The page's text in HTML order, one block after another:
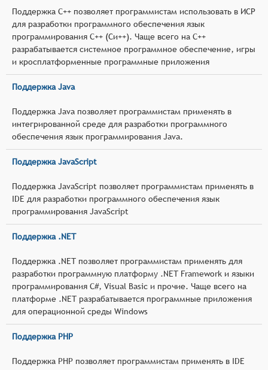
Поддержка C++ позволяет программистам использовать в ИСР
для разработки программного обеспечения язык
программирования C++ (Си++). Чаще всего на C++
разрабатывается системное программное обеспечение, игры
и кросплатформенные программные приложения
Поддержка Java
Поддержка Java позволяет программистам применять в
интегрированной среде для разработки программного
обеспечения язык программирования Java.
Поддержка JavaScript
Поддержка JavaScript позволяет программистам применять в
IDE для разработки программного обеспечения язык
программирования JavaScript
Поддержка .NET
Поддержка .NET позволяет программистам применять для
разработки программную платформу .NET Framework и языки
программирования C#, Visual Basic и прочие. Чаще всего на
платформе .NET разрабатывается программные приложения
для операционной среды Windows
Поддержка PHP
Поддержка PHP позволяет программистам применять в IDE